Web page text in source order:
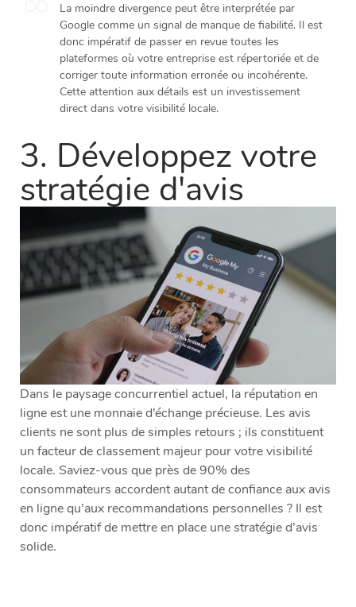
La moindre divergence peut être interprétée par
Google comme un signal de manque de fiabilité. Il est
donc impératif de passer en revue toutes les
plateformes où votre entreprise est répertoriée et de
corriger toute information erronée ou incohérente.
Cette attention aux détails est un investissement
direct dans votre visibilité locale.
3. Développez votre
stratégie d'avis
Dans le paysage concurrentiel actuel, la réputation en
ligne est une monnaie d’échange précieuse. Les avis
clients ne sont plus de simples retours ; ils constituent
un facteur de classement majeur pour votre visibilité
locale. Saviez-vous que près de 90% des
consommateurs accordent autant de confiance aux avis
en ligne qu’aux recommandations personnelles ? Il est
donc impératif de mettre en place une stratégie d’avis
solide.